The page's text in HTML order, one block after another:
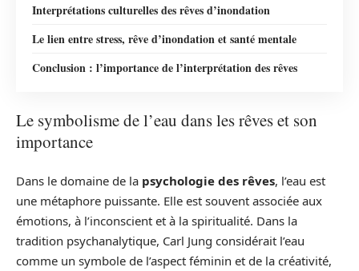
Interprétations culturelles des rêves d’inondation
Le lien entre stress, rêve d’inondation et santé mentale
Conclusion : l’importance de l’interprétation des rêves
Le symbolisme de l’eau dans les rêves et son
importance
Dans le domaine de la psychologie des rêves, l’eau est
une métaphore puissante. Elle est souvent associée aux
émotions, à l’inconscient et à la spiritualité. Dans la
tradition psychanalytique, Carl Jung considérait l’eau
comme un symbole de l’aspect féminin et de la créativité,